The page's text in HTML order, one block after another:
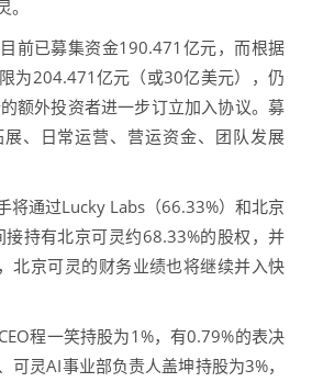
前已募集资金190.471亿元，而根据
为204.471亿元（或30亿美元），仍
额外投资者进一步订立加入协议。募
、日常运营、营运资金、团队发展
将通过Lucky Labs（66.33%）和北京
持有北京可灵约68.33%的股权，并
北京可灵的财务业绩也将继续并入快
程一笑持股为1%，有0.79%的表决
可灵AI事业部负责人盖坤持股为3%，